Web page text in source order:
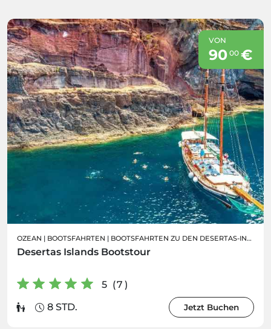
VON
90 00€
OZEAN | BOOTSFAHRTEN | BOOTSFAHRTEN ZU DEN DESERTAS-INSELN
Desertas Islands Bootstour
5 (7)
8 STD.
Jetzt Buchen